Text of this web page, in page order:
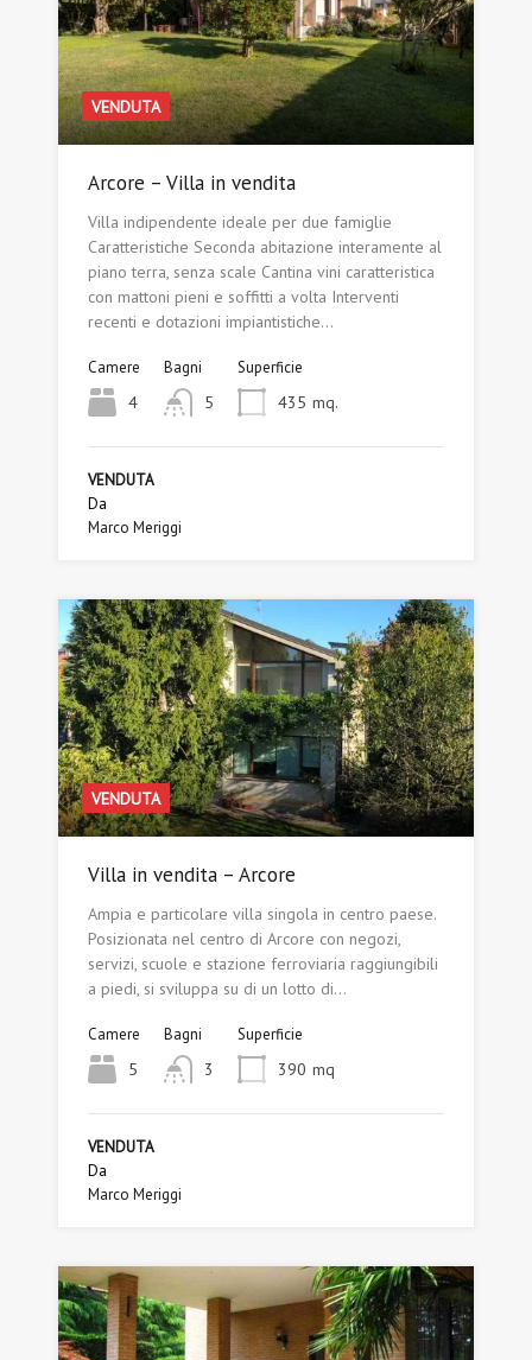
VENDUTA
Arcore – Villa in vendita
Villa indipendente ideale per due famiglie
Caratteristiche Seconda abitazione interamente al
piano terra, senza scale Cantina vini caratteristica
con mattoni pieni e soffitti a volta Interventi
recenti e dotazioni impiantistiche…
Camere
4
Bagni
5
Superficie
435 mq.
VENDUTA
Da
Marco Meriggi
VENDUTA
Villa in vendita – Arcore
Ampia e particolare villa singola in centro paese.
Posizionata nel centro di Arcore con negozi,
servizi, scuole e stazione ferroviaria raggiungibili
a piedi, si sviluppa su di un lotto di…
Camere
5
Bagni
3
Superficie
390 mq
VENDUTA
Da
Marco Meriggi